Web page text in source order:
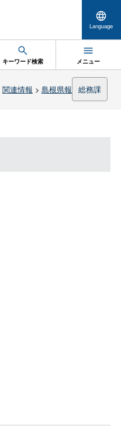
Language
キーワード検索 メニュー
関連情報 > 島根県報 総務課